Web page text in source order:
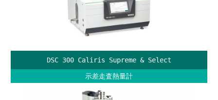
DSC 300 Caliris Supreme & Select
示差走査熱量計